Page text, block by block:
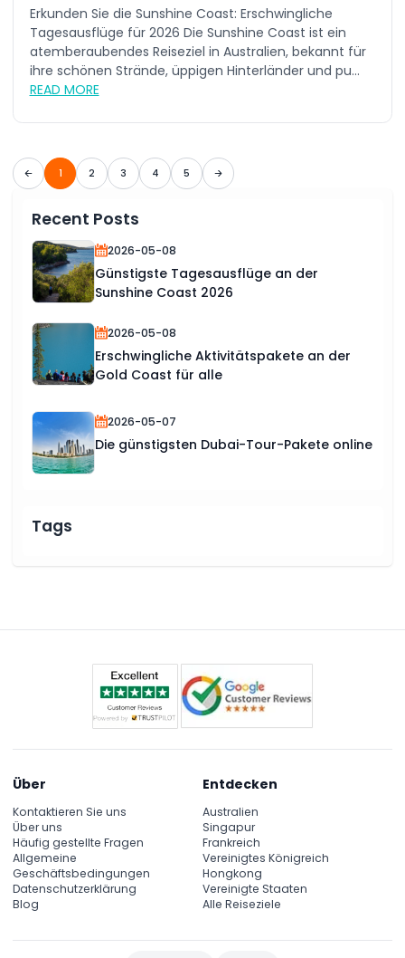
Erkunden Sie die Sunshine Coast: Erschwingliche
Tagesausflüge für 2026 Die Sunshine Coast ist ein
atemberaubendes Reiseziel in Australien, bekannt für
ihre schönen Strände, üppigen Hinterländer und pu...
READ MORE
1 2 3 4 5
Recent Posts
2026-05-08
Günstigste Tagesausflüge an der
Sunshine Coast 2026
2026-05-08
Erschwingliche Aktivitätspakete an der
Gold Coast für alle
2026-05-07
Die günstigsten Dubai-Tour-Pakete online
Tags
Über
Kontaktieren Sie uns
Über uns
Häufig gestellte Fragen
Allgemeine
Geschäftsbedingungen
Datenschutzerklärung
Blog
Entdecken
Australien
Singapur
Frankreich
Vereinigtes Königreich
Hongkong
Vereinigte Staaten
Alle Reiseziele